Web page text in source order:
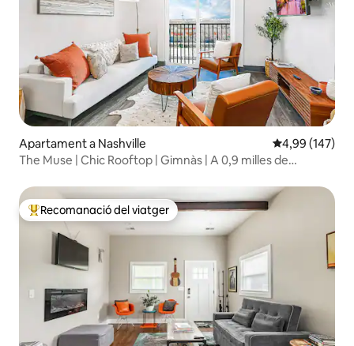
Apartament a Nashville 4,99 de
4,99 (147)
The Muse | Chic Rooftop | Gimnàs | A 0,9 milles de
Principals recomanacions dels viatgers
Recomanació del viatger